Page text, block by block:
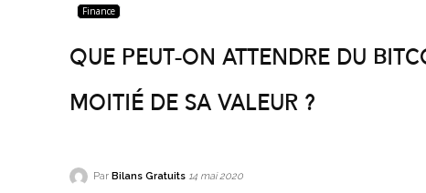
Finance
Que peut-on attendre du
moitié de sa valeur ?
Par Bilans Gratuits 14 mai 2020